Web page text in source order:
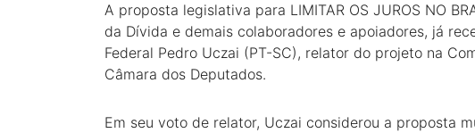
A proposta legislativa para LIMITAR OS JUROS NO
da Dívida e demais colaboradores e apoiadores, já
Federal Pedro Uczai (PT-SC), relator do projeto na
Câmara dos Deputados.
Em seu voto de relator, Uczai considerou a proposta